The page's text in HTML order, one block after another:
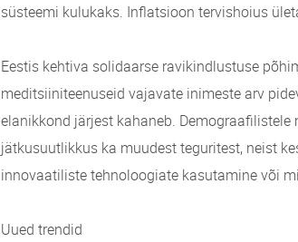
süsteemi kulukaks. Inflatsioon tervishoius
Eestis kehtiva solidaarse ravikindlustuse
meditsiiniteenuseid vajavate inimeste arv
elanikkond järjest kahaneb.
jätkusuutlikkus ka muudest teguritest, neist
innovaatiliste tehnoloogiate kasutamine või
Uued trendid